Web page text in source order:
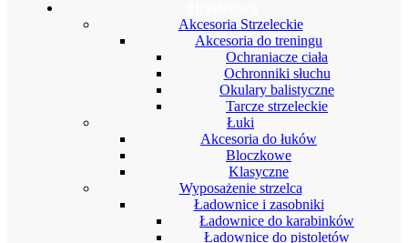
Akcesoria Strzeleckie
Akcesoria do treningu
Ochraniacze ciała
Ochronniki słuchu
Okulary balistyczne
Tarcze strzeleckie
Łuki
Akcesoria do łuków
Bloczkowe
Klasyczne
Wyposażenie strzelca
Ładownice i zasobniki
Ładownice do karabinków
Ładownice do pistoletów